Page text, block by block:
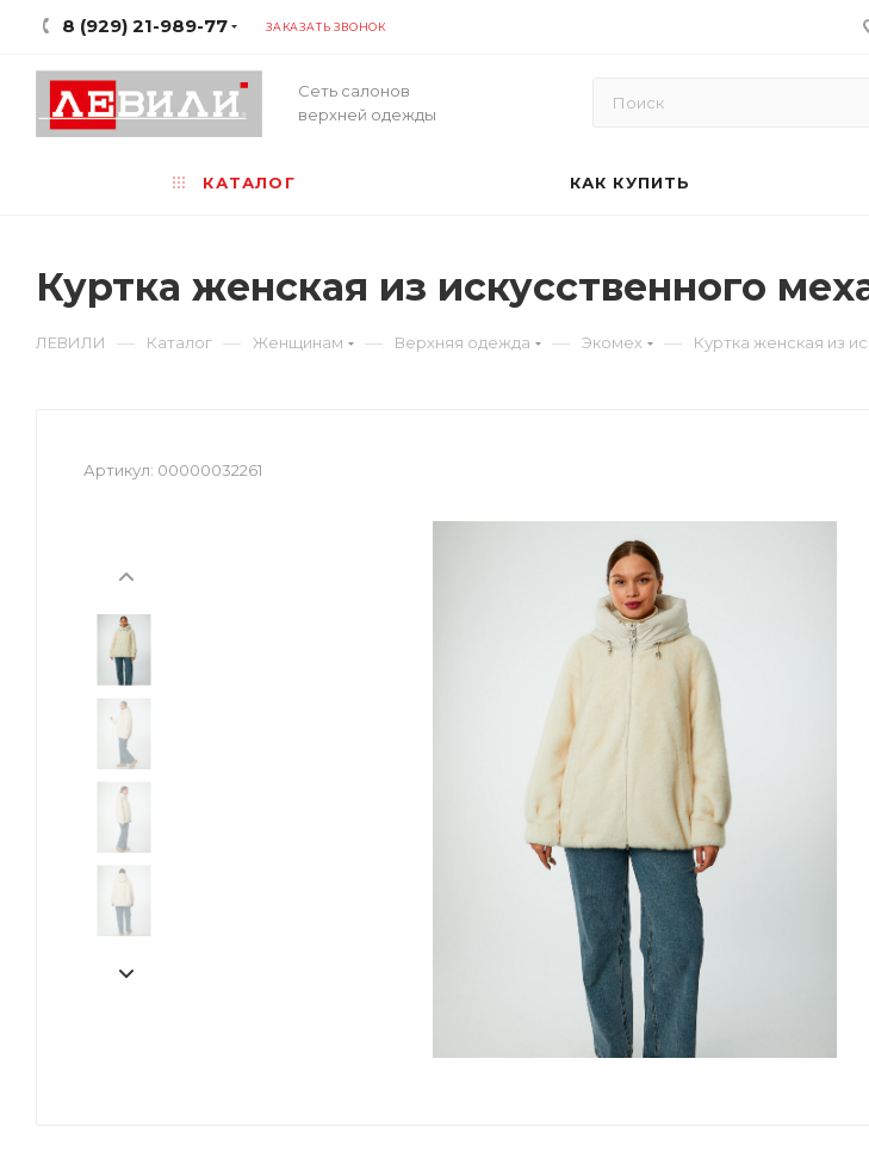
8 (929) 21-989-77 ЗАКАЗАТЬ ЗВОНОК
Сеть салонов
верхней одежды
КАТАЛОГ КАК КУПИТЬ
Куртка женская из искусственного
ЛЕВИЛИ — Каталог — Женщинам — Верхняя одежда — Экомех — Куртка женская из
Артикул: 00000032261